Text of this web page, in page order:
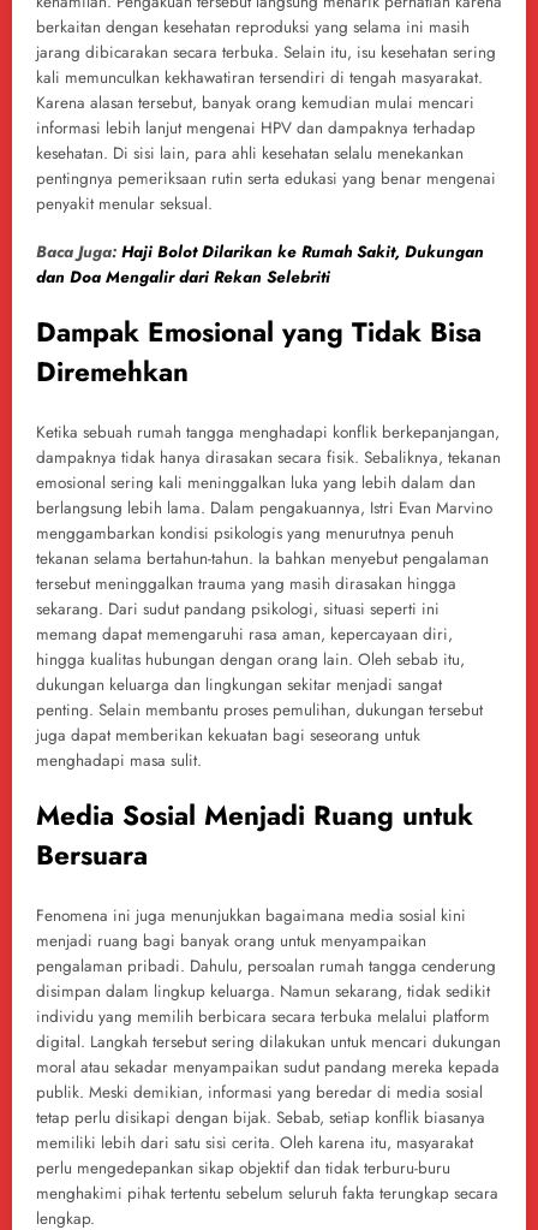
berkaitan dengan kesehatan reproduksi yang selama ini masih
jarang dibicarakan secara terbuka. Selain itu, isu kesehatan sering
kali memunculkan kekhawatiran tersendiri di tengah masyarakat.
Karena alasan tersebut, banyak orang kemudian mulai mencari
informasi lebih lanjut mengenai HPV dan dampaknya terhadap
kesehatan. Di sisi lain, para ahli kesehatan selalu menekankan
pentingnya pemeriksaan rutin serta edukasi yang benar mengenai
penyakit menular seksual.
Baca Juga: Haji Bolot Dilarikan ke Rumah Sakit, Dukungan
dan Doa Mengalir dari Rekan Selebriti
Dampak Emosional yang Tidak Bisa
Diremehkan
Ketika sebuah rumah tangga menghadapi konflik berkepanjangan,
dampaknya tidak hanya dirasakan secara fisik. Sebaliknya, tekanan
emosional sering kali meninggalkan luka yang lebih dalam dan
berlangsung lebih lama. Dalam pengakuannya, Istri Evan Marvino
menggambarkan kondisi psikologis yang menurutnya penuh
tekanan selama bertahun-tahun. Ia bahkan menyebut pengalaman
tersebut meninggalkan trauma yang masih dirasakan hingga
sekarang. Dari sudut pandang psikologi, situasi seperti ini
memang dapat memengaruhi rasa aman, kepercayaan diri,
hingga kualitas hubungan dengan orang lain. Oleh sebab itu,
dukungan keluarga dan lingkungan sekitar menjadi sangat
penting. Selain membantu proses pemulihan, dukungan tersebut
juga dapat memberikan kekuatan bagi seseorang untuk
menghadapi masa sulit.
Media Sosial Menjadi Ruang untuk
Bersuara
Fenomena ini juga menunjukkan bagaimana media sosial kini
menjadi ruang bagi banyak orang untuk menyampaikan
pengalaman pribadi. Dahulu, persoalan rumah tangga cenderung
disimpan dalam lingkup keluarga. Namun sekarang, tidak sedikit
individu yang memilih berbicara secara terbuka melalui platform
digital. Langkah tersebut sering dilakukan untuk mencari dukungan
moral atau sekadar menyampaikan sudut pandang mereka kepada
publik. Meski demikian, informasi yang beredar di media sosial
tetap perlu disikapi dengan bijak. Sebab, setiap konflik biasanya
memiliki lebih dari satu sisi cerita. Oleh karena itu, masyarakat
perlu mengedepankan sikap objektif dan tidak terburu-buru
menghakimi pihak tertentu sebelum seluruh fakta terungkap secara
lengkap.